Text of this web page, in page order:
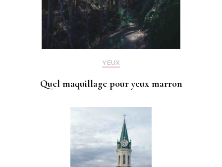
YEUX
Quel maquillage pour yeux marron